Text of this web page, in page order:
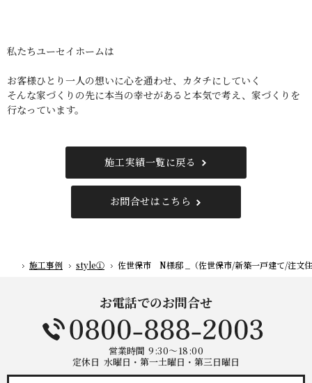
私たちユーセイホームは
お客様ひとり一人の想いに心を通わせ、カタチにしていく
そんな家づくりの先に本当の幸せがあると本気で考え、家づくりを
行なっています。
施工実績一覧に戻る
お問合せはこちら
ホーム
施工事例 style① 佐世保市 N様邸 _（佐世保市/新築一戸建て/注文
お電話でのお問合せ
営業時間 9:30～18:00
定休日 水曜日・第一土曜日・第三日曜日